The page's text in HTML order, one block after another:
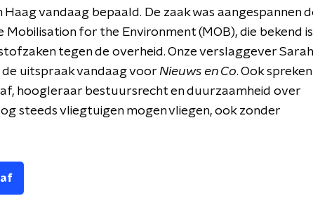
Haag vandaag bepaald. De zaak was aangespannen
Mobilisation for the Environment (MOB), die bekend
tegen de overheid. Onze verslaggever Sarah
de uitspraak vandaag voorNieuws en Co. Ook
hoogleraar bestuursrecht en duurzaamheid over
steeds vliegtuigen mogen vliegen, ook zonder
af